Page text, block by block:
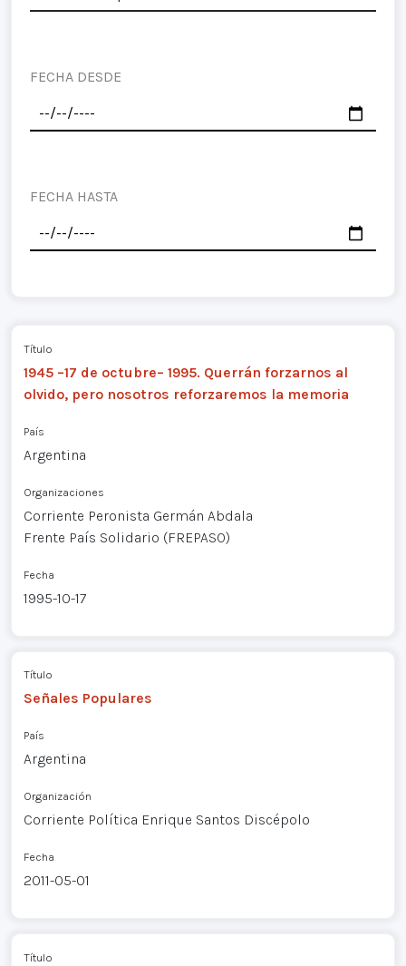
FECHA DESDE
FECHA HASTA
Título
1945 –17 de octubre– 1995. Querrán forzarnos al
olvido, pero nosotros reforzaremos la memoria
País
Argentina
Organizaciones
Corriente Peronista Germán Abdala
Frente País Solidario (FREPASO)
Fecha
1995-10-17
Título
Señales Populares
País
Argentina
Organización
Corriente Política Enrique Santos Discépolo
Fecha
2011-05-01
Título